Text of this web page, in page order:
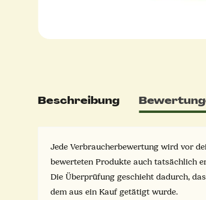
Beschreibung
Jede Verbraucherbewertung wird vor
bewerteten Produkte auch tatsächlich
Die Überprüfung geschieht dadurch,
dem aus ein Kauf getätigt wurde.